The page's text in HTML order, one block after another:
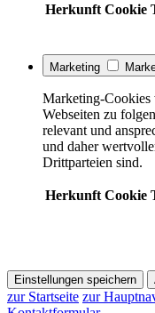
Herkunft Cookie
Marketing
Marketing-Cookies
Webseiten zu
relevant und
und daher
Drittparteien sind.
Herkunft Cookie
Einstellungen speichern
zur Startseite zur